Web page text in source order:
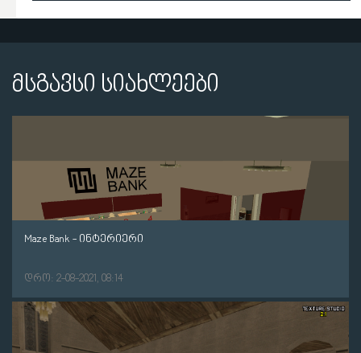
მსგავსი სიახლეები
Maze Bank - ინტერიერი
დრო: 2-08-2021, 08:14